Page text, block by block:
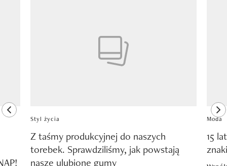
previous element
Styl życia
Z taśmy produkcyjnej do naszych
torebek. Sprawdziliśmy, jak powstają
nasze ulubione gumy
Moda
15